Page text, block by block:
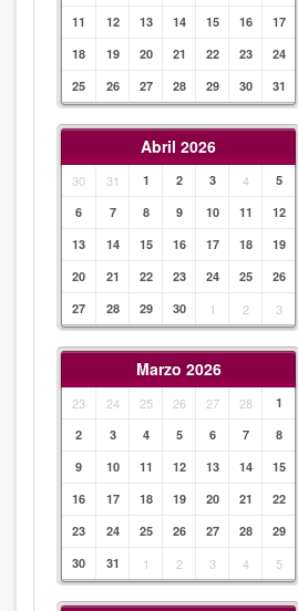
11
12 13 14 15 16
17
18
19 20 21 22 23
24
25
26 27 28 29 30 31
Abril 2026
30 31 1 2 3 4
5
6
7 8 9 10 11
12
13
14 15 16 17 18
19
20
21 22 23 24 25
26
27
28 29 30 1 2 3
Marzo 2026
23 24 25 26 27 28
1
2
3 4 5 6 7
8
9
10 11 12 13 14
15
16
17 18 19 20 21
22
23
24 25 26 27 28
29
30
31 1 2 3 4 5